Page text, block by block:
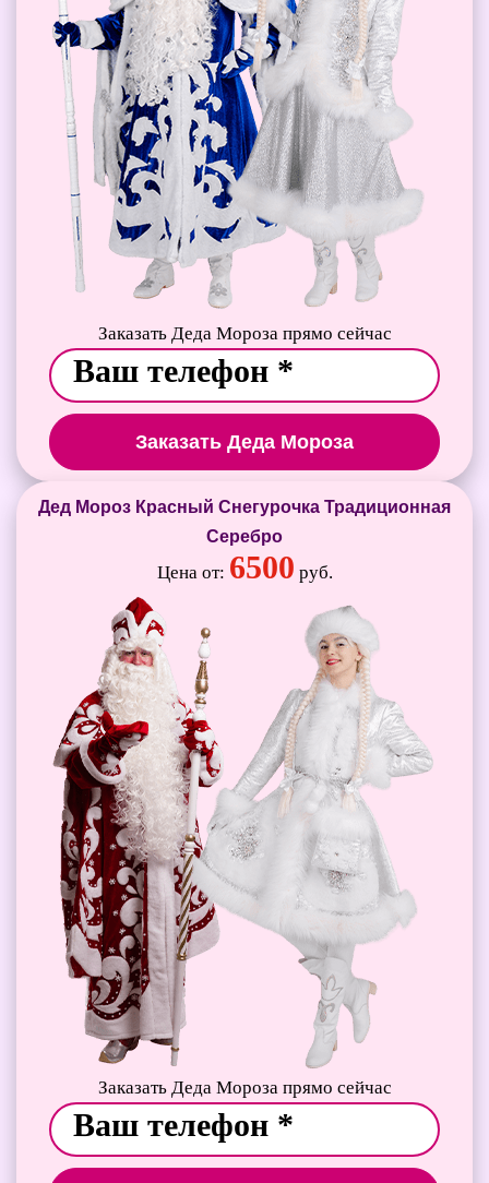
Заказать Деда Мороза прямо сейчас
Заказать Деда Мороза
Дед Мороз Красный Снегурочка Традиционная
Серебро
Цена от: 6500 руб.
Заказать Деда Мороза прямо сейчас